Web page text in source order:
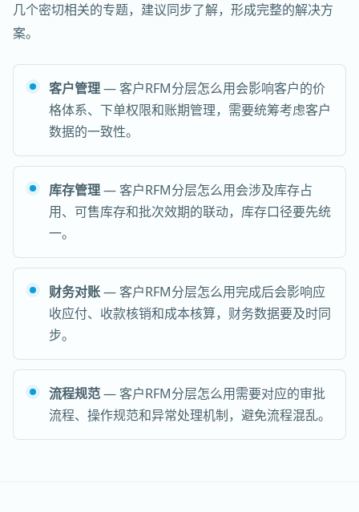
几个密切相关的专题，建议同步了解，形成完整的解决方
案。
客户管理— 客户RFM分层怎么用会影响客户的价
格体系、下单权限和账期管理，需要统筹考虑客户
数据的一致性。
库存管理— 客户RFM分层怎么用会涉及库存占
用、可售库存和批次效期的联动，库存口径要先统
一。
财务对账— 客户RFM分层怎么用完成后会影响应
收应付、收款核销和成本核算，财务数据要及时同
步。
流程规范— 客户RFM分层怎么用需要对应的审批
流程、操作规范和异常处理机制，避免流程混乱。